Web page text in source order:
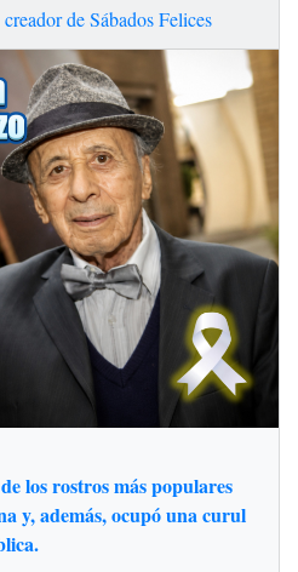
de Sábados Felices
los rostros más populares
y, además, ocupó una curul